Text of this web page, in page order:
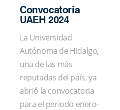
Convocatoria
UAEH 2024
La Universidad
Autónoma de Hidalgo,
una de las más
reputadas del país, ya
abrió la convocatoria
para el periodo enero-